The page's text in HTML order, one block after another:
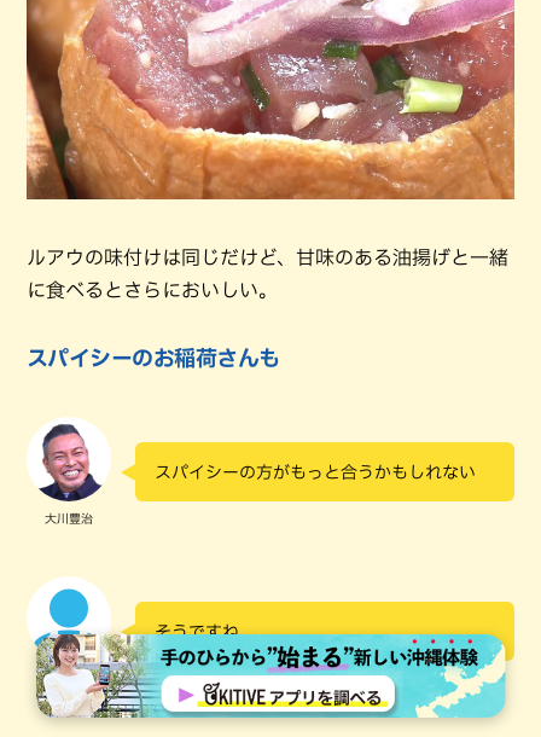
ルアウの味付けは同じだけど、甘味のある油揚げと一緒
に食べるとさらにおいしい。
スパイシーのお稲荷さんも
大川豊治
スパイシーの方がもっと合うかもしれない
お店の人
そうですね